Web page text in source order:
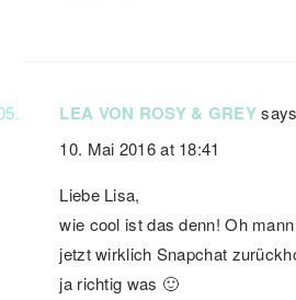
LEA VON ROSY & GREY says
10. Mai 2016 at 18:41
Liebe Lisa,
wie cool ist das denn! Oh
jetzt wirklich Snapchat
ja richtig was 🙂